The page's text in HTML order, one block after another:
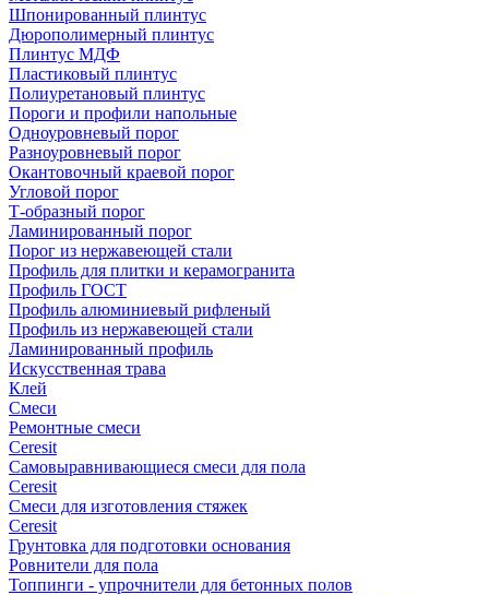
Шпонированный плинтус
Дюрополимерный плинтус
Плинтус МДФ
Пластиковый плинтус
Полиуретановый плинтус
Пороги и профили напольные
Одноуровневый порог
Разноуровневый порог
Окантовочный краевой порог
Угловой порог
Т-образный порог
Ламинированный порог
Порог из нержавеющей стали
Профиль для плитки и керамогранита
Профиль ГОСТ
Профиль алюминиевый рифленый
Профиль из нержавеющей стали
Ламинированный профиль
Искусственная трава
Клей
Смеси
Ремонтные смеси
Ceresit
Самовыравнивающиеся смеси для пола
Ceresit
Смеси для изготовления стяжек
Ceresit
Грунтовка для подготовки основания
Ровнители для пола
Топпинги - упрочнители для бетонных полов